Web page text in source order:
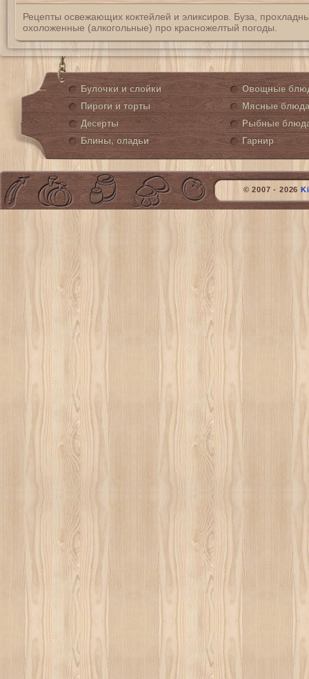
Рецепты освежающих коктейлей и эликсиров. Буза,
охоложенные (алкогольные) про красножелтый погоды.
Булочки и слойки
Пироги и торты
Десерты
Блины, оладьи
Овощные
Мясные блюда
Рыбные
Гарнир
© 2007 - 2026